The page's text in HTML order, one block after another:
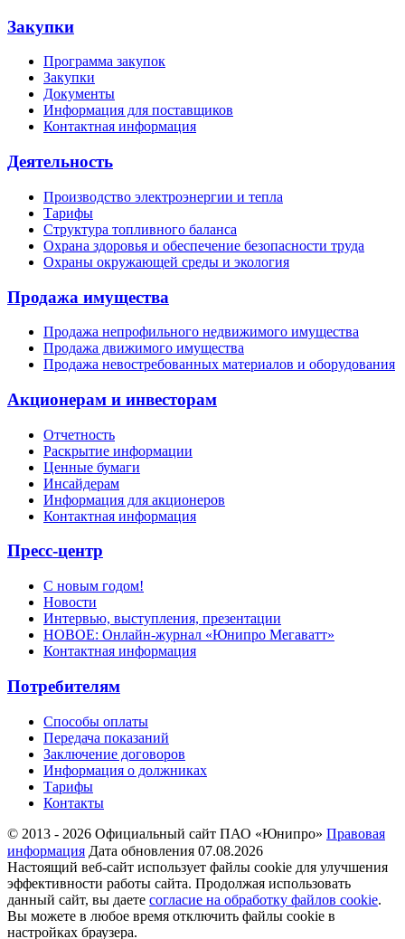
Закупки
Программа закупок
Закупки
Документы
Информация для поставщиков
Контактная информация
Деятельность
Производство электроэнергии и тепла
Тарифы
Структура топливного баланса
Охрана здоровья и обеспечение безопасности труда
Охраны окружающей среды и экология
Продажа имущества
Продажа непрофильного недвижимого имущества
Продажа движимого имущества
Продажа невостребованных материалов и оборудования
Акционерам и инвесторам
Отчетность
Раскрытие информации
Ценные бумаги
Инсайдерам
Информация для акционеров
Контактная информация
Пресс-центр
С новым годом!
Новости
Интервью, выступления, презентации
НОВОЕ: Онлайн-журнал «Юнипро Мегаватт»
Контактная информация
Потребителям
Способы оплаты
Передача показаний
Заключение договоров
Информация о должниках
Тарифы
Контакты
© 2013 - 2026 Официальный сайт ПАО «Юнипро» Правовая
информация Дата обновления 07.08.2026
Настоящий веб-сайт использует файлы cookie для улучшения
эффективности работы сайта. Продолжая использовать
данный сайт, вы даете согласие на обработку файлов cookie.
Вы можете в любое время отключить файлы cookie в
настройках браузера.